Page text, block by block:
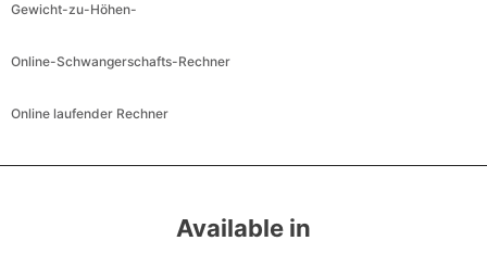
Gewicht-zu-Höhen-
Online-Schwangerschafts-Rechner
Online laufender Rechner
Available in